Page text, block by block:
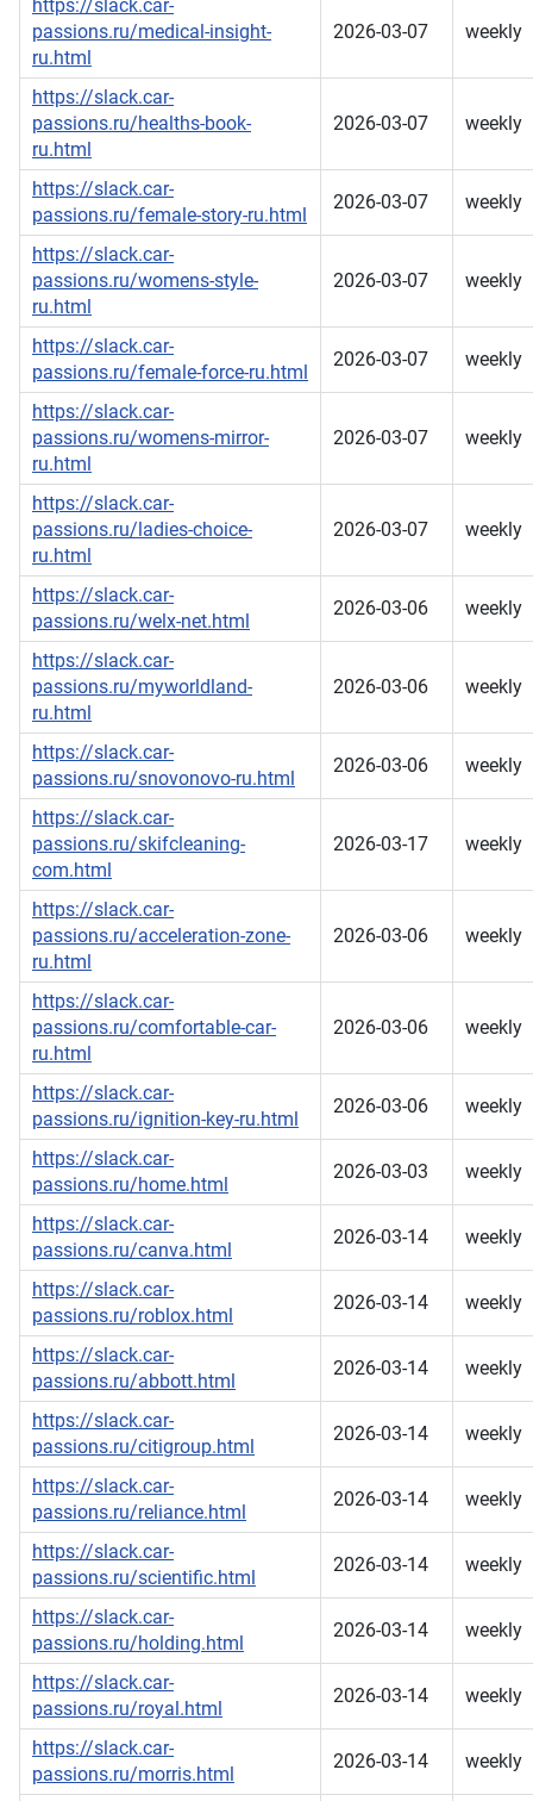
https://slack.car-
passions.ru/medical-insight-
ru.html
2026-03-07 weekly
https://slack.car-
passions.ru/healths-book-
ru.html
2026-03-07 weekly
https://slack.car-
passions.ru/female-story-ru.html
2026-03-07 weekly
https://slack.car-
passions.ru/womens-style-
ru.html
2026-03-07 weekly
https://slack.car-
passions.ru/female-force-ru.html
2026-03-07 weekly
https://slack.car-
passions.ru/womens-mirror-
ru.html
2026-03-07 weekly
https://slack.car-
passions.ru/ladies-choice-
ru.html
2026-03-07 weekly
https://slack.car-
passions.ru/welx-net.html
2026-03-06 weekly
https://slack.car-
passions.ru/myworldland-
ru.html
2026-03-06 weekly
https://slack.car-
passions.ru/snovonovo-ru.html
2026-03-06 weekly
https://slack.car-
passions.ru/skifcleaning-
com.html
2026-03-17 weekly
https://slack.car-
passions.ru/acceleration-zone-
ru.html
2026-03-06 weekly
https://slack.car-
passions.ru/comfortable-car-
ru.html
2026-03-06 weekly
https://slack.car-
passions.ru/ignition-key-ru.html
2026-03-06 weekly
https://slack.car-
passions.ru/home.html
2026-03-03 weekly
https://slack.car-
passions.ru/canva.html
2026-03-14 weekly
https://slack.car-
passions.ru/roblox.html
2026-03-14 weekly
https://slack.car-
passions.ru/abbott.html
2026-03-14 weekly
https://slack.car-
passions.ru/citigroup.html
2026-03-14 weekly
https://slack.car-
passions.ru/reliance.html
2026-03-14 weekly
https://slack.car-
passions.ru/scientific.html
2026-03-14 weekly
https://slack.car-
passions.ru/holding.html
2026-03-14 weekly
https://slack.car-
passions.ru/royal.html
2026-03-14 weekly
https://slack.car-
passions.ru/morris.html
2026-03-14 weekly